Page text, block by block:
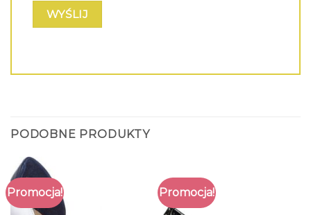
PODOBNE PRODUKTY
Promocja! Promocja!